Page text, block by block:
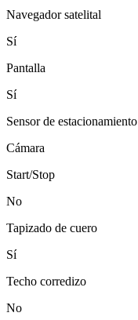
Navegador satelital
Sí
Pantalla
Sí
Sensor de estacionamiento
Cámara
Start/Stop
No
Tapizado de cuero
Sí
Techo corredizo
No